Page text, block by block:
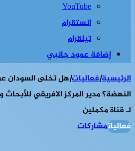
‫YouTube
انستقرام
تيلقرام
إضافة عمود جانبي
الرئيسية|فعاليات|هل تخلى السودان
النهضة؟ مدير المركز الافريقي
لـ قناة مكملين
فعالياتمشاركات